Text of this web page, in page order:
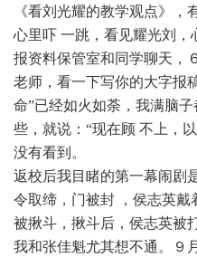
《看刘光耀的教学观点》，
心里吓 一跳，看见耀光刘，
报资料保管室和同学聊天，
老师，看一下写你的大字报
命”已经如火如荼，我满脑
些，就说：“现在顾 不上，
没有看到。
返校后我目睹的第一幕闹剧
令取缔，门被封 ，侯志英
被揪斗，揪斗后，侯志英被
我和张佳魁尤其想不通。９